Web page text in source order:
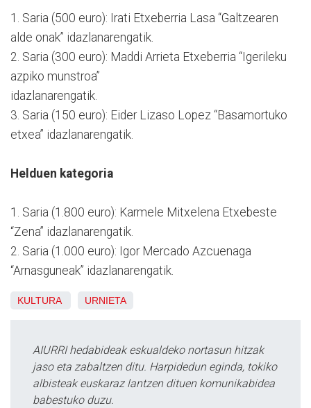
1. Saria (500 euro): Irati Etxeberria Lasa “Galtzearen
alde onak” idazlanarengatik.
2. Saria (300 euro): Maddi Arrieta Etxeberria “Igerileku
azpiko munstroa”
idazlanarengatik.
3. Saria (150 euro): Eider Lizaso Lopez “Basamortuko
etxea” idazlanarengatik.
Helduen kategoria
1. Saria (1.800 euro): Karmele Mitxelena Etxebeste
“Zena” idazlanarengatik.
2. Saria (1.000 euro): Igor Mercado Azcuenaga
“Arnasguneak” idazlanarengatik.
KULTURA URNIETA
AIURRI hedabideak eskualdeko nortasun hitzak
jaso eta zabaltzen ditu. Harpidedun eginda, tokiko
albisteak euskaraz lantzen dituen komunikabidea
babestuko duzu.